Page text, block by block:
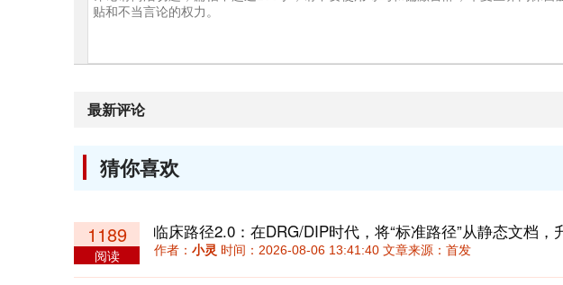
最新评论
猜你喜欢
1189
阅读 作者： 小灵 时间：2026-08-06 13:41:40 文章来源：首发